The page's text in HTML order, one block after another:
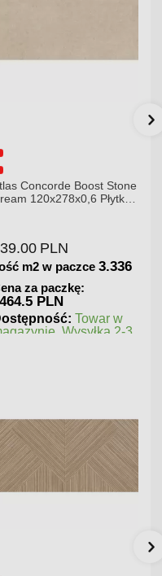
Atlas Concorde Brave
Gypsum 75x75 Płytka
180.00 PLN
Ilość m2 w paczce 1.125
Cena za paczkę:
202.5 PLN
Dostępność: Towar w
magazynie. Wysyłka 2-3